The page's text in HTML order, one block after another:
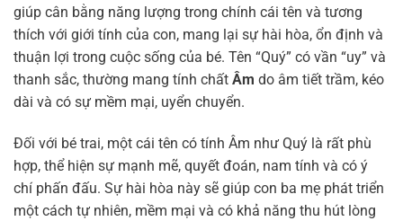
giúp cân bằng năng lượng trong chính cái tên và tương
thích với giới tính của con, mang lại sự hài hòa, ổn định và
thuận lợi trong cuộc sống của bé. Tên “Quý” có vần “uy” và
thanh sắc, thường mang tính chất Âm do âm tiết trầm, kéo
dài và có sự mềm mại, uyển chuyển.
Đối với bé trai, một cái tên có tính Âm như Quý là rất phù
hợp, thể hiện sự mạnh mẽ, quyết đoán, nam tính và có ý
chí phấn đấu. Sự hài hòa này sẽ giúp con ba mẹ phát triển
một cách tự nhiên, mềm mại và có khả năng thu hút lòng